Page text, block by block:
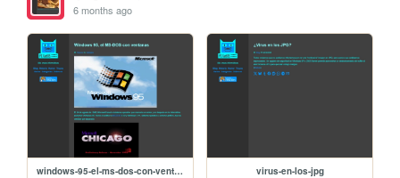
6 months ago
windows-95-el-ms-dos-con-ventanas virus-en-los-jpg